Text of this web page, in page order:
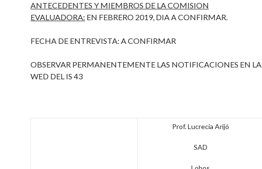
ANTECEDENTES Y MIEMBROS DE LA COMISION
EVALUADORA: EN FEBRERO 2019, DIA A CONFIRMAR.
FECHA DE ENTREVISTA: A CONFIRMAR
OBSERVAR PERMANENTEMENTE LAS NOTIFICACIONES EN LA
WED DEL IS 43
Prof. Lucrecia Arijó
SAD